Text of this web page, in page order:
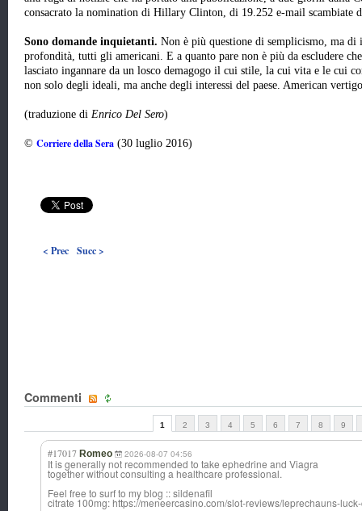
consacrato la nomination di Hillary Clinton, di 19.252 e-mail scambiate
Sono domande inquietanti. Non è più questione di semplicismo, ma
profondità, tutti gli americani. E a quanto pare non è più da escludere
lasciato ingannare da un losco demagogo il cui stile, la cui vita e le cui
non solo degli ideali, ma anche degli interessi del paese. American vertigo
(traduzione di Enrico Del Sero)
© Corriere della Sera (30 luglio 2016)
< Prec Succ >
Commenti
1 2 3 4 5 6 7 8 9
#17017 Romeo 2026-08-07 04:56
It is generally not recommended to take ephedrine and Viagra
together without consulting a healthcare professional.
Feel free to surf to my blog :: sildenafil
citrate 100mg: https://meneercasino.com/slot-reviews/leprechauns-